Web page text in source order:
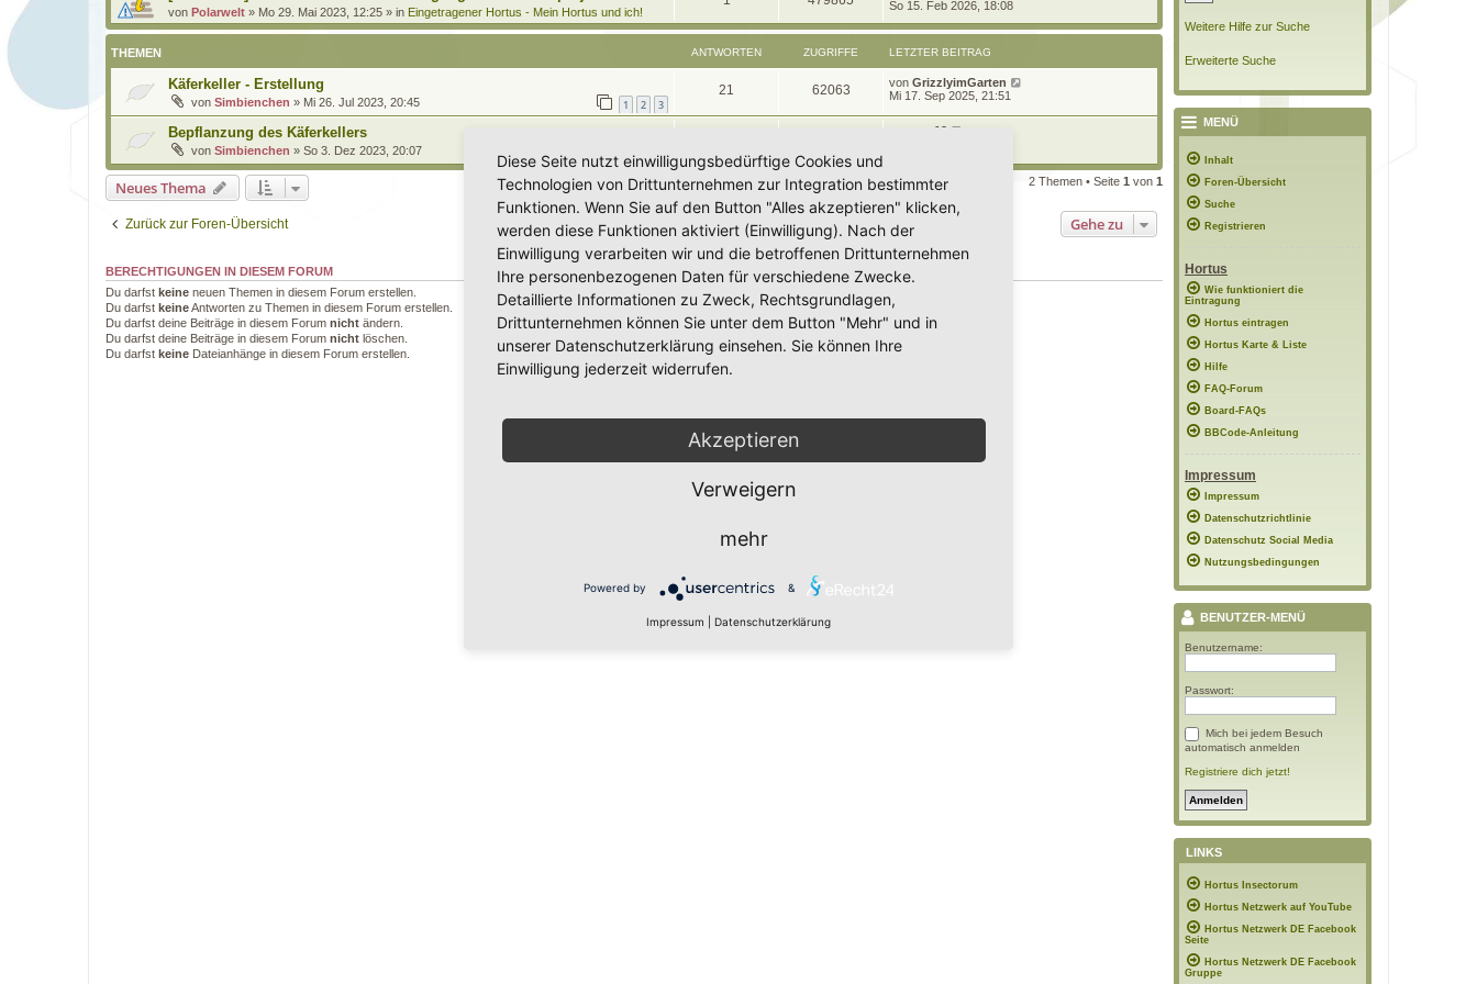
w
o
r
n
r
i
f
e
r
B
e
r
a
g
von Polarwelt » Mo 29. Mai 2023, 12:25 » in Eingetragener Hortus - Mein Hortus und ich!
n
t
w
o
t
e
n
u
g
i
e
e
z
e
r
B
e
So 15. Feb 2026, 18:08
THEMEN ANTWORTEN ZUGRIFFE LETZTER BEITRAG
Käferkeller - Erstellung
von Simbienchen » Mi 26. Jul 2023, 20:45 1 2 3
21
n
o
r
t
n
62063Z
u
i
f
f
L
e
z
e
t
r
a
g
von GrizzlyimGarten
Mi 17. Sep 2025, 21:51
Bepflanzung des Käferkellers
von Simbienchen » So 3. Dez 2023, 20:07 2
n
t
w
o
r
t
u
g
r
i
f
f
t
e
r
e
i
t
r
a
g
tree12
Neues Thema 2 Themen • Seite 1 von 1
Zurück zur Foren-Übersicht Gehe zu
BERECHTIGUNGEN IN DIESEM FORUM
Du darfst keine neuen Themen in diesem Forum erstellen.
Du darfst keineAntworten zu Themen in diesem Forum erstellen.
Du darfst deine Beiträge in diesem Forum nicht ändern.
Du darfst deine Beiträge in diesem Forum nicht löschen.
Du darfst keine Dateianhänge in diesem Forum erstellen.
Weitere Hilfe zur Suche
Erweiterte Suche
MENÜ
Inhalt
Foren-Übersicht
Suche
Registrieren
Hortus
Wie funktioniert die
Eintragung
Hortus eintragen
Hortus Karte & Liste
Hilfe
FAQ-Forum
Board-FAQs
BBCode-Anleitung
Impressum
Impressum
Datenschutzrichtlinie
Datenschutz Social Media
Nutzungsbedingungen
BENUTZER-MENÜ
Benutzername:
Passwort:
Mich bei jedem Besuch
automatisch anmelden
Registriere dich jetzt!
LINKS
Hortus Insectorum
Hortus Netzwerk auf YouTube
Hortus Netzwerk DE Facebook
Seite
Hortus Netzwerk DE Facebook
Gruppe
Diese Seite nutzt einwilligungsbedürftige Cookies und
Technologien von Drittunternehmen zur Integration bestimmter
Funktionen. Wenn Sie auf den Button "Alles akzeptieren" klicken,
werden diese Funktionen aktiviert (Einwilligung). Nach der
Einwilligung verarbeiten wir und die betroffenen Drittunternehmen
Ihre personenbezogenen Daten für verschiedene Zwecke.
Detaillierte Informationen zu Zweck, Rechtsgrundlagen,
Drittunternehmen können Sie unter dem Button "Mehr" und in
unserer Datenschutzerklärung einsehen. Sie können Ihre
Einwilligung jederzeit widerrufen.
Akzeptieren
Verweigern
mehr
Powered by &
Impressum Datenschutzerklärung